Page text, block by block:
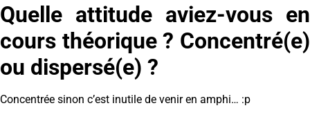
Quelle attitude aviez-vous en
cours théorique ? Concentré(e)
ou dispersé(e) ?
Concentrée sinon c’est inutile de venir en amphi… :p